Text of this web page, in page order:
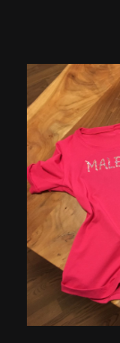
Zeige
grösseres
Bild